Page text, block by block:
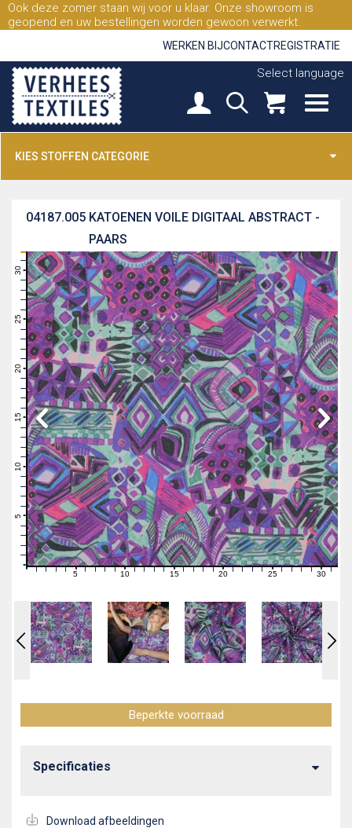
Ook deze zomer staan wij voor u klaar. Onze showroom is
geopend en uw bestellingen worden gewoon verwerkt.
WERKEN BIJCONTACTREGISTRATIE
Select language
KIES STOFFEN CATEGORIE
KATOENEN VOILE DIGITAAL ABSTRACT -
PAARS
04187.005
0
1
2
3
4
5
6
7
8
9
10
11
12
13
14
15
16
17
18
19
20
21
22
23
24
25
26
27
28
29
30
31
0 1 2 3 4 5 6 7 89101112131415161718192021222324252627282930 31
Beperkte voorraad
Specificaties
Download afbeeldingen